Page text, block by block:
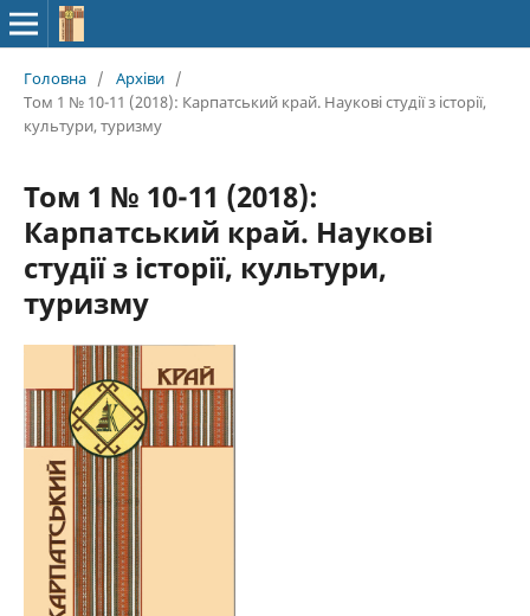
Головна / Архіви /
Том 1 № 10-11 (2018): Карпатський край. Наукові студії з історії,
культури, туризму
Том 1 № 10-11 (2018):
Карпатський край. Наукові
студії з історії, культури,
туризму